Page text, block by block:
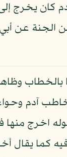
كان يخرج
عن أبي
آدم وحواء
اخرج
فيه كما